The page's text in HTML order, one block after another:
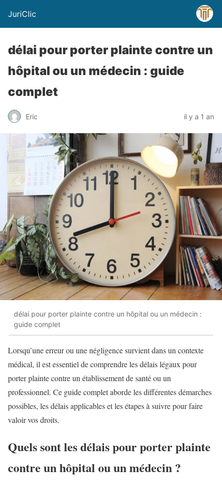
JuriClic
délai pour porter plainte contre un
hôpital ou un médecin : guide
complet
Eric il y a 1 an
délai pour porter plainte contre un hôpital ou un médecin :
guide complet
Lorsqu’une erreur ou une négligence survient dans un contexte
médical, il est essentiel de comprendre les délais légaux pour
porter plainte contre un établissement de santé ou un
professionnel. Ce guide complet aborde les différentes démarches
possibles, les délais applicables et les étapes à suivre pour faire
valoir vos droits.
Quels sont les délais pour porter plainte
contre un hôpital ou un médecin ?